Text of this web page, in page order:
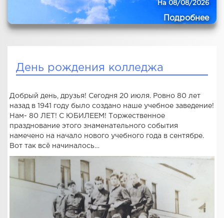
На 08/08/2026
Подробнее
День рождения колледжа
Добрый день, друзья! Сегодня 20 июля. Ровно 80 лет
назад в 1941 году было создано наше учебное заведение!
Нам- 80 ЛЕТ! С ЮБИЛЕЕМ! Торжественное
празднование этого знаменательного события
намечено на начало нового учебного года в сентябре.
Вот так всё начиналось…